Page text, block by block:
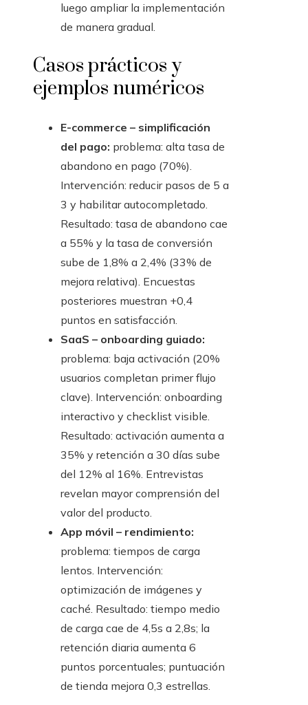
luego ampliar la implementación
de manera gradual.
Casos prácticos y
ejemplos numéricos
E-commerce – simplificación
del pago: problema: alta tasa de
abandono en pago (70%).
Intervención: reducir pasos de 5 a
3 y habilitar autocompletado.
Resultado: tasa de abandono cae
a 55% y la tasa de conversión
sube de 1,8% a 2,4% (33% de
mejora relativa). Encuestas
posteriores muestran +0,4
puntos en satisfacción.
SaaS – onboarding guiado:
problema: baja activación (20%
usuarios completan primer flujo
clave). Intervención: onboarding
interactivo y checklist visible.
Resultado: activación aumenta a
35% y retención a 30 días sube
del 12% al 16%. Entrevistas
revelan mayor comprensión del
valor del producto.
App móvil – rendimiento:
problema: tiempos de carga
lentos. Intervención:
optimización de imágenes y
caché. Resultado: tiempo medio
de carga cae de 4,5s a 2,8s; la
retención diaria aumenta 6
puntos porcentuales; puntuación
de tienda mejora 0,3 estrellas.